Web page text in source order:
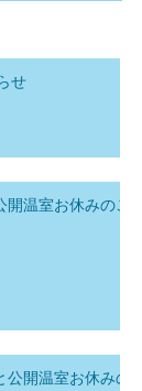
せ
温室お休みのご
開温室お休みの